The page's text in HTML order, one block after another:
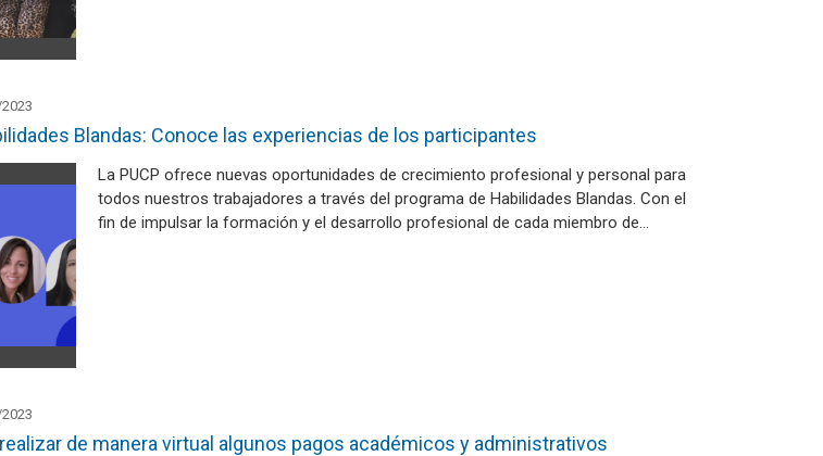
Blandas: Conoce las experiencias de los participantes
La PUCP ofrece nuevas oportunidades de crecimiento profesional y personal para
todos nuestros trabajadores a través del programa de Habilidades Blandas. Con el
fin de impulsar la formación y el desarrollo profesional de cada miembro de…
de manera virtual algunos pagos académicos y administrativos